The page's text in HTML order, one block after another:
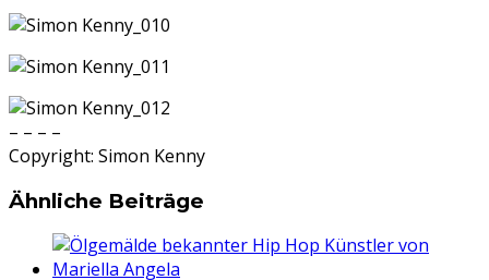
– – – –
Copyright: Simon Kenny
Ähnliche Beiträge